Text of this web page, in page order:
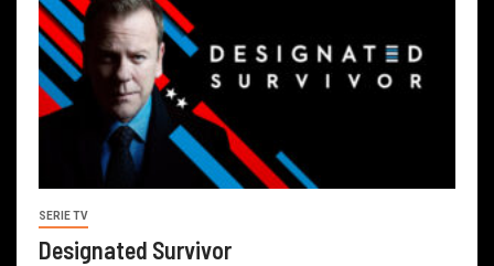
SERIE TV
Designated Survivor